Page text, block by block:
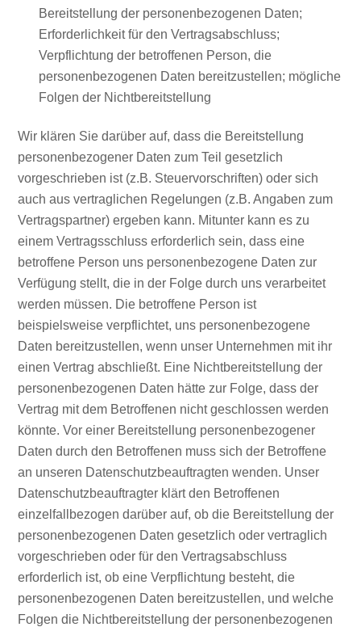
Bereitstellung der personenbezogenen Daten;
Erforderlichkeit für den Vertragsabschluss;
Verpflichtung der betroffenen Person, die
personenbezogenen Daten bereitzustellen; mögliche
Folgen der Nichtbereitstellung
Wir klären Sie darüber auf, dass die Bereitstellung
personenbezogener Daten zum Teil gesetzlich
vorgeschrieben ist (z.B. Steuervorschriften) oder sich
auch aus vertraglichen Regelungen (z.B. Angaben zum
Vertragspartner) ergeben kann. Mitunter kann es zu
einem Vertragsschluss erforderlich sein, dass eine
betroffene Person uns personenbezogene Daten zur
Verfügung stellt, die in der Folge durch uns verarbeitet
werden müssen. Die betroffene Person ist
beispielsweise verpflichtet, uns personenbezogene
Daten bereitzustellen, wenn unser Unternehmen mit ihr
einen Vertrag abschließt. Eine Nichtbereitstellung der
personenbezogenen Daten hätte zur Folge, dass der
Vertrag mit dem Betroffenen nicht geschlossen werden
könnte. Vor einer Bereitstellung personenbezogener
Daten durch den Betroffenen muss sich der Betroffene
an unseren Datenschutzbeauftragten wenden. Unser
Datenschutzbeauftragter klärt den Betroffenen
einzelfallbezogen darüber auf, ob die Bereitstellung der
personenbezogenen Daten gesetzlich oder vertraglich
vorgeschrieben oder für den Vertragsabschluss
erforderlich ist, ob eine Verpflichtung besteht, die
personenbezogenen Daten bereitzustellen, und welche
Folgen die Nichtbereitstellung der personenbezogenen